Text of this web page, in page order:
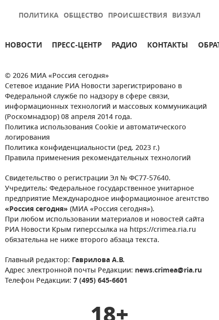
ПОЛИТИКА ОБЩЕСТВО ПРОИСШЕСТВИЯ ВИЗУАЛ
НОВОСТИ ПРЕСС-ЦЕНТР РАДИО КОНТАКТЫ
© 2026 МИА «Россия сегодня»
Сетевое издание РИА Новости зарегистрировано в
Федеральной службе по надзору в сфере связи,
информационных технологий и массовых коммуникаций
(Роскомнадзор) 08 апреля 2014 года.
Политика использования Cookie и автоматического
логирования
Политика конфиденциальности (ред. 2023 г.)
Правила применения рекомендательных технологий
Свидетельство о регистрации Эл № ФС77-57640.
Учредитель: Федеральное государственное унитарное
предприятие Международное информационное агентство
«Россия сегодня» (МИА «Россия сегодня»).
При любом использовании материалов и новостей сайта
РИА Новости Крым гиперссылка на https://crimea.ria.ru
обязательна не ниже второго абзаца текста.
Главный редактор: Гаврилова А.В.
Адрес электронной почты Редакции: news.crimea@ria.ru
Телефон Редакции: 7 (495) 645-6601